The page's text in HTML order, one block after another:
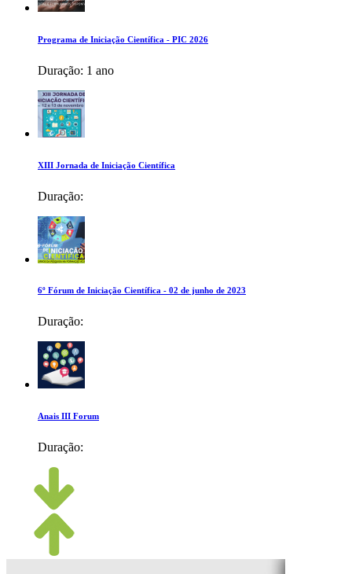
Programa de Iniciação Científica - PIC 2026
Duração: 1 ano
XIII Jornada de Iniciação Científica
Duração:
6º Fórum de Iniciação Científica - 02 de junho de 2023
Duração:
Anais III Forum
Duração: